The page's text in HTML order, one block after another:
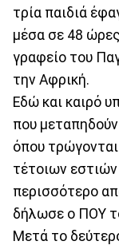
τρία παιδιά
μέσα σε 48
γραφείο του
την Αφρική.
Εδώ και καιρό
που
όπου
τέτοιων
περισσότερο
δήλωσε ο ΠΟΥ
Μετά το